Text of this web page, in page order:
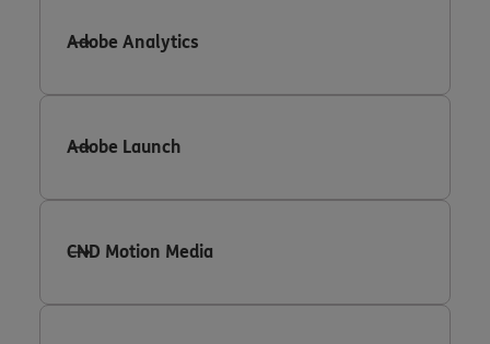
Adobe Analytics
Adobe Launch
CND Motion Media